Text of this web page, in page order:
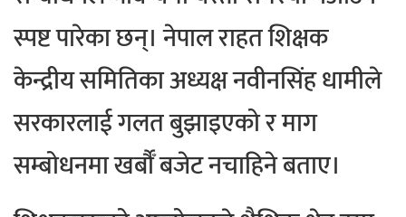
स्पष्ट पारेका छन्। नेपाल राहत शिक्षक
केन्द्रीय समितिका अध्यक्ष नवीनसिंह धामीले
सरकारलाई गलत बुझाइएको र माग
सम्बोधनमा खर्बौँ बजेट नचाहिने बताए।